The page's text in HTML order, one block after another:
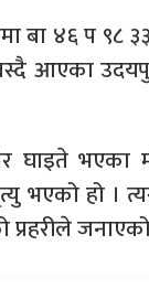
बा ४६ प ९८
आएका
घाइते
भएको हो ।